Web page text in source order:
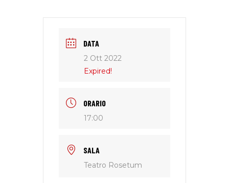
DATA
2 Ott 2022
Expired!
ORARIO
17:00
SALA
Teatro Rosetum